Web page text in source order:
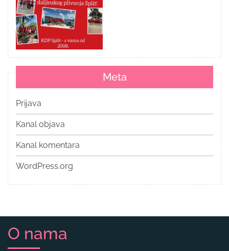
Meta
Prijava
Kanal objava
Kanal komentara
WordPress.org
O nama